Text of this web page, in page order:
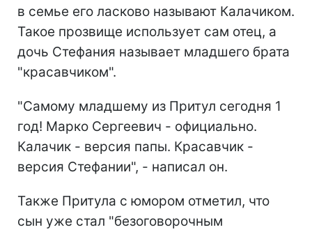
в семье его ласково называют Калачиком.
Такое прозвище использует сам отец, а
дочь Стефания называет младшего брата
"красавчиком".
"Самому младшему из Притул сегодня 1
год! Марко Сергеевич - официально.
Калачик - версия папы. Красавчик -
версия Стефании", - написал он.
Также Притула с юмором отметил, что
сын уже стал "безоговорочным